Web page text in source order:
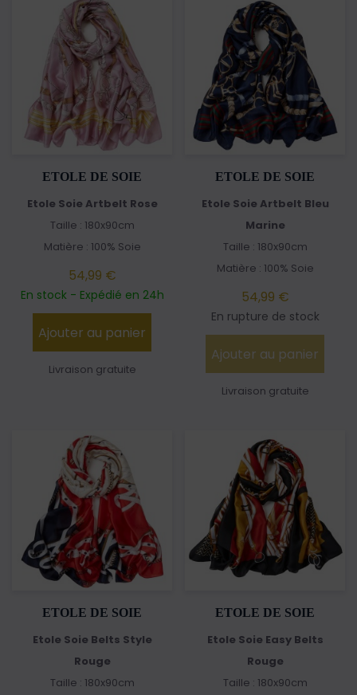
ETOLE DE SOIE
Etole Soie Artbelt Rose
Taille : 180x90cm
Matière : 100% Soie
54,99 €
En stock - Expédié en 24h
Ajouter au panier
Livraison gratuite
ETOLE DE SOIE
Etole Soie Artbelt Bleu
Marine
Taille : 180x90cm
Matière : 100% Soie
54,99 €
En rupture de stock
Ajouter au panier
Livraison gratuite
ETOLE DE SOIE
Etole Soie Belts Style
Rouge
Taille : 180x90cm
ETOLE DE SOIE
Etole Soie Easy Belts
Rouge
Taille : 180x90cm